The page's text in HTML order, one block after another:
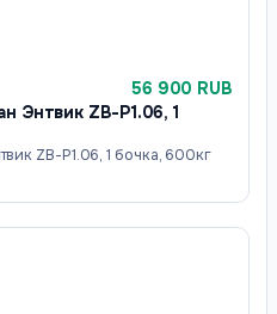
56 900 RUB
Энтвик ZB-P1.06, 1
ZB-P1.06, 1 бочка, 600кг